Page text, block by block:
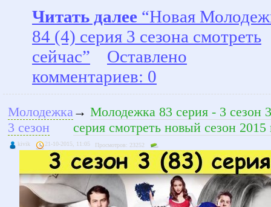
Читать далее “Новая
84 (4) серия 3 сезона смотреть
сейчас”
Оставлено
комментариев: 0
Молодежка
3 сезон
→ Молодежка 83 серия - 3 сезон 3
серия смотреть новый сезон 2015
kivik 21-10-2015, 11:05 Просмотров: 23252